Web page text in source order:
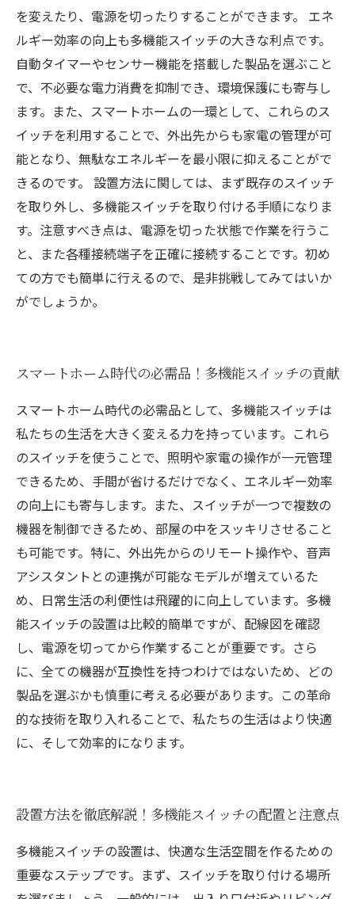
を変えたり、電源を切ったりすることができます。 エネ
ルギー効率の向上も多機能スイッチの大きな利点です。
自動タイマーやセンサー機能を搭載した製品を選ぶこと
で、不必要な電力消費を抑制でき、環境保護にも寄与し
ます。また、スマートホームの一環として、これらのス
イッチを利用することで、外出先からも家電の管理が可
能となり、無駄なエネルギーを最小限に抑えることがで
きるのです。 設置方法に関しては、まず既存のスイッチ
を取り外し、多機能スイッチを取り付ける手順になりま
す。注意すべき点は、電源を切った状態で作業を行うこ
と、また各種接続端子を正確に接続することです。初め
ての方でも簡単に行えるので、是非挑戦してみてはいか
がでしょうか。
スマートホーム時代の必需品！多機能スイッチの貢献
スマートホーム時代の必需品として、多機能スイッチは
私たちの生活を大きく変える力を持っています。これら
のスイッチを使うことで、照明や家電の操作が一元管理
できるため、手間が省けるだけでなく、エネルギー効率
の向上にも寄与します。また、スイッチが一つで複数の
機器を制御できるため、部屋の中をスッキリさせること
も可能です。特に、外出先からのリモート操作や、音声
アシスタントとの連携が可能なモデルが増えているた
め、日常生活の利便性は飛躍的に向上しています。多機
能スイッチの設置は比較的簡単ですが、配線図を確認
し、電源を切ってから作業することが重要です。さら
に、全ての機器が互換性を持つわけではないため、どの
製品を選ぶかも慎重に考える必要があります。この革命
的な技術を取り入れることで、私たちの生活はより快適
に、そして効率的になります。
設置方法を徹底解説！多機能スイッチの配置と注意点
多機能スイッチの設置は、快適な生活空間を作るための
重要なステップです。まず、スイッチを取り付ける場所